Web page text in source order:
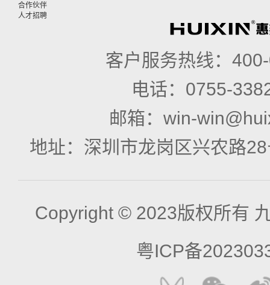
客户服务热线：
电话： 0755-
邮箱： win-
地址： 深圳市龙岗区兴农路
合作伙伴
人才招聘
Copyright © 2023版权所有
粤ICP备